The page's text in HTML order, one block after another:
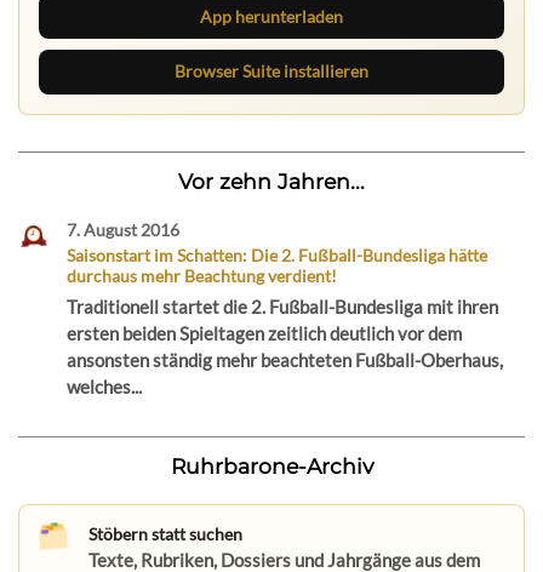
App herunterladen
Browser Suite installieren
Vor zehn Jahren...
7. August 2016
Saisonstart im Schatten: Die 2. Fußball-Bundesliga hätte
durchaus mehr Beachtung verdient!
Traditionell startet die 2. Fußball-Bundesliga mit ihren
ersten beiden Spieltagen zeitlich deutlich vor dem
ansonsten ständig mehr beachteten Fußball-Oberhaus,
welches...
Ruhrbarone-Archiv
Stöbern statt suchen
Texte, Rubriken, Dossiers und Jahrgänge aus dem